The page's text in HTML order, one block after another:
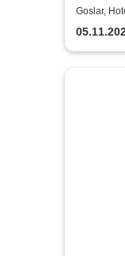
Goslar,